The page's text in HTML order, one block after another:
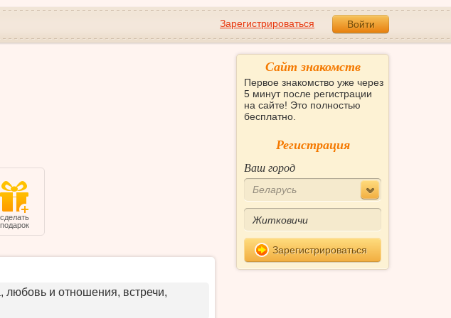
Зарегистрироваться Войти
сделать
подарок
и отношения, встречи,
Сайт знакомств
Первое знакомство уже через
5 минут после регистрации
на сайте! Это полностью
бесплатно.
Регистрация
Ваш город
Беларусь
Зарегистрироваться